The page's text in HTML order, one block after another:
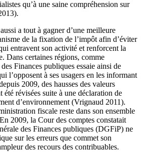
qu’à une saine compréhension sur
a tout à gagner d’une meilleure
de la fixation de l’impôt afin d’éviter
entravent son activité et renforcent la
Dans certaines régions, comme
Finances publiques essaie ainsi de
l’opposent à ses usagers en les informant
2009, des hausses des valeurs
été révisées suite à une déclaration de
d’environnement (Vrignaud 2011).
fiscale reste dans son ensemble
2009, la Cour des comptes constatait
des Finances publiques (DGFiP) ne
sur les erreurs que commet son
des recours des contribuables.